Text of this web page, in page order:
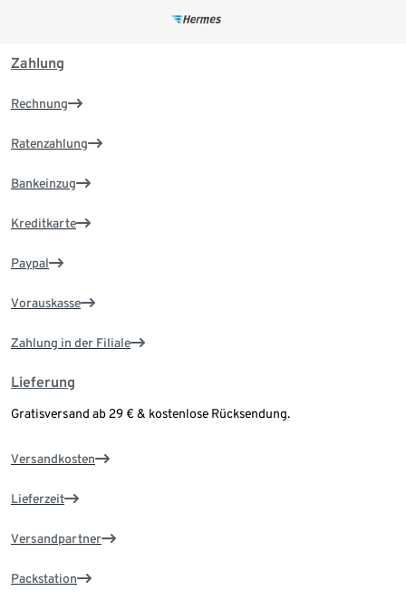
Zahlung
Rechnung
Ratenzahlung
Bankeinzug
Kreditkarte
Paypal
Vorauskasse
Zahlung in der Filiale
Lieferung
Gratisversand ab 29 € & kostenlose Rücksendung.
Versandkosten
Lieferzeit
Versandpartner
Packstation